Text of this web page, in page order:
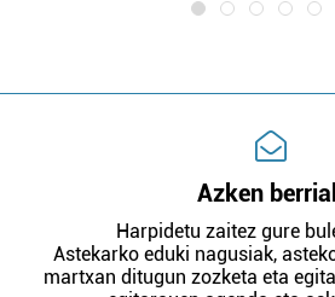
Azken
Harpidetu zaitez gure
Astekarko eduki nagusiak,
martxan ditugun zozketa eta